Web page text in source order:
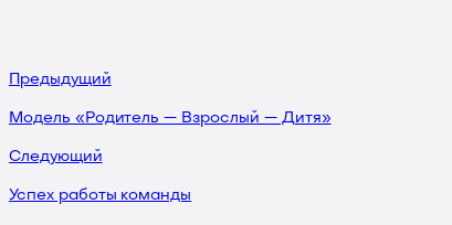
Предыдущий
Модель «Родитель — Взрослый — Дитя»
Следующий
Успех работы команды